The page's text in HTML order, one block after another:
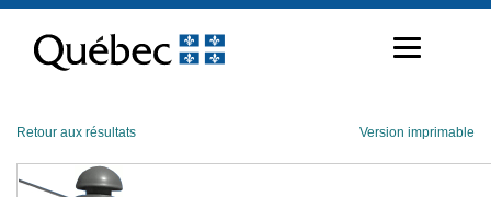
contenu
Retour aux résultats Version imprimable